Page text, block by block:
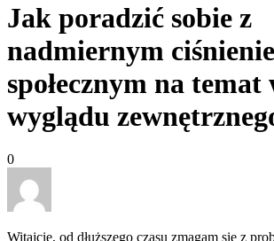
Jak poradzić sobie z
nadmiernym
społecznym na temat
wyglądu
0
Witajcie, od dłuższego czasu zmagam się z